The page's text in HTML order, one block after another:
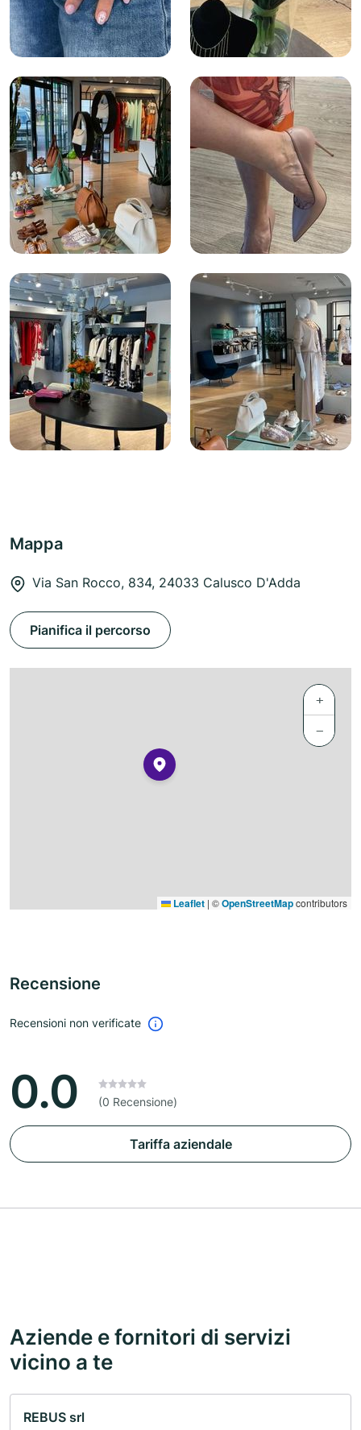
Mappa
Via San Rocco, 834, 24033 Calusco D'Adda
Pianifica il percorso
+
−
Leaflet | ©OpenStreetMapcontributors
Recensione
Recensioni non verificate
0.0 (0 Recensione)
Tariffa aziendale
Aziende e fornitori di servizi
vicino a te
REBUS srl